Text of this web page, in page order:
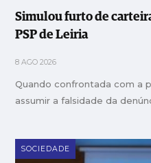
Simulou furto de
PSP de Leiria
8 AGO 2026
Quando confrontada com a
assumir a falsidade da
SOCIEDADE